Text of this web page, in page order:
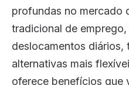
profundas no mercado
tradicional de
deslocamentos diários,
alternativas mais
oferece benefícios que